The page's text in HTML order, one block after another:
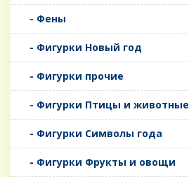
- Фены
- Фигурки Новый год
- Фигурки прочие
- Фигурки Птицы и животные
- Фигурки Символы года
- Фигурки Фрукты и овощи